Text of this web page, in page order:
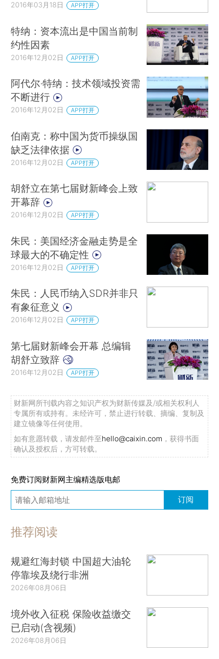
2016年03月18日 APP打开
特纳：资本流出是中国当前制
约性因素
2016年12月02日 APP打开
阿代尔·特纳：技术领域投资需
不断进行
2016年12月02日 APP打开
伯南克：称中国为货币操纵国
缺乏法律依据
2016年12月02日 APP打开
胡舒立在第七届财新峰会上致
开幕辞
2016年12月02日 APP打开
朱民：美国经济金融走势是全
球最大的不确定性
2016年12月02日 APP打开
朱民：人民币纳入SDR并非只
有象征意义
2016年12月02日 APP打开
第七届财新峰会开幕 总编辑
胡舒立致辞
2016年12月02日 APP打开
财新网所刊载内容之知识产权为财新传媒及/或相关权利人
专属所有或持有。未经许可，禁止进行转载、摘编、复制及
建立镜像等任何使用。
如有意愿转载，请发邮件至hello@caixin.com ，获得书面
确认及授权后，方可转载。
免费订阅财新网主编精选版电邮
订阅
推荐阅读
规避红海封锁 中国超大油轮
停靠埃及绕行非洲
2026年08月06日
境外收入征税 保险收益缴交
已启动(含视频)
2026年08月06日